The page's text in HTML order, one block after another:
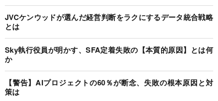
JVCケンウッドが選んだ経営判断をラクにするデータ統合戦略
とは
Sky執行役員が明かす、SFA定着失敗の【本質的原因】とは何
か
【警告】AIプロジェクトの60％が断念、失敗の根本原因と対
策は